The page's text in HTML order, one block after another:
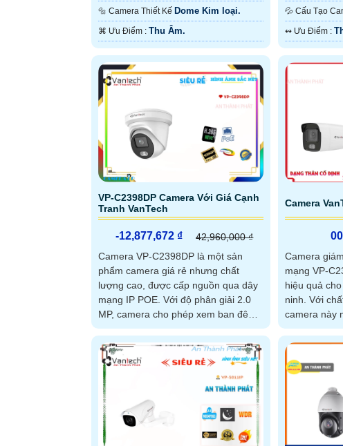
Hồng Ngoại SMD.
🔩 Camera Thiết Kế Dome Kim loại.
️⌘ Ưu Điểm : Thu Âm.
Starlight.
💦 Cấu Tạo
️↭ Ưu Điểm :
VP-C2398DP Camera Với Giá Cạnh
Tranh VanTech
-12,877,672 ₫
42,960,000 ₫
Camera VP-C2398DP là một sản
phẩm camera giá rẻ nhưng chất
lượng cao, được cấp nguồn qua dây
mạng IP POE. Với độ phân giải 2.0
MP, camera cho phép xem ban đêm
với tầm nhìn hồng ngoại lên đến 30m
Camera
Camera
mạng VP-
hiệu quả
ninh. Với chất lượng hình ảnh 2.0 MP,
camera này
và chi tiết